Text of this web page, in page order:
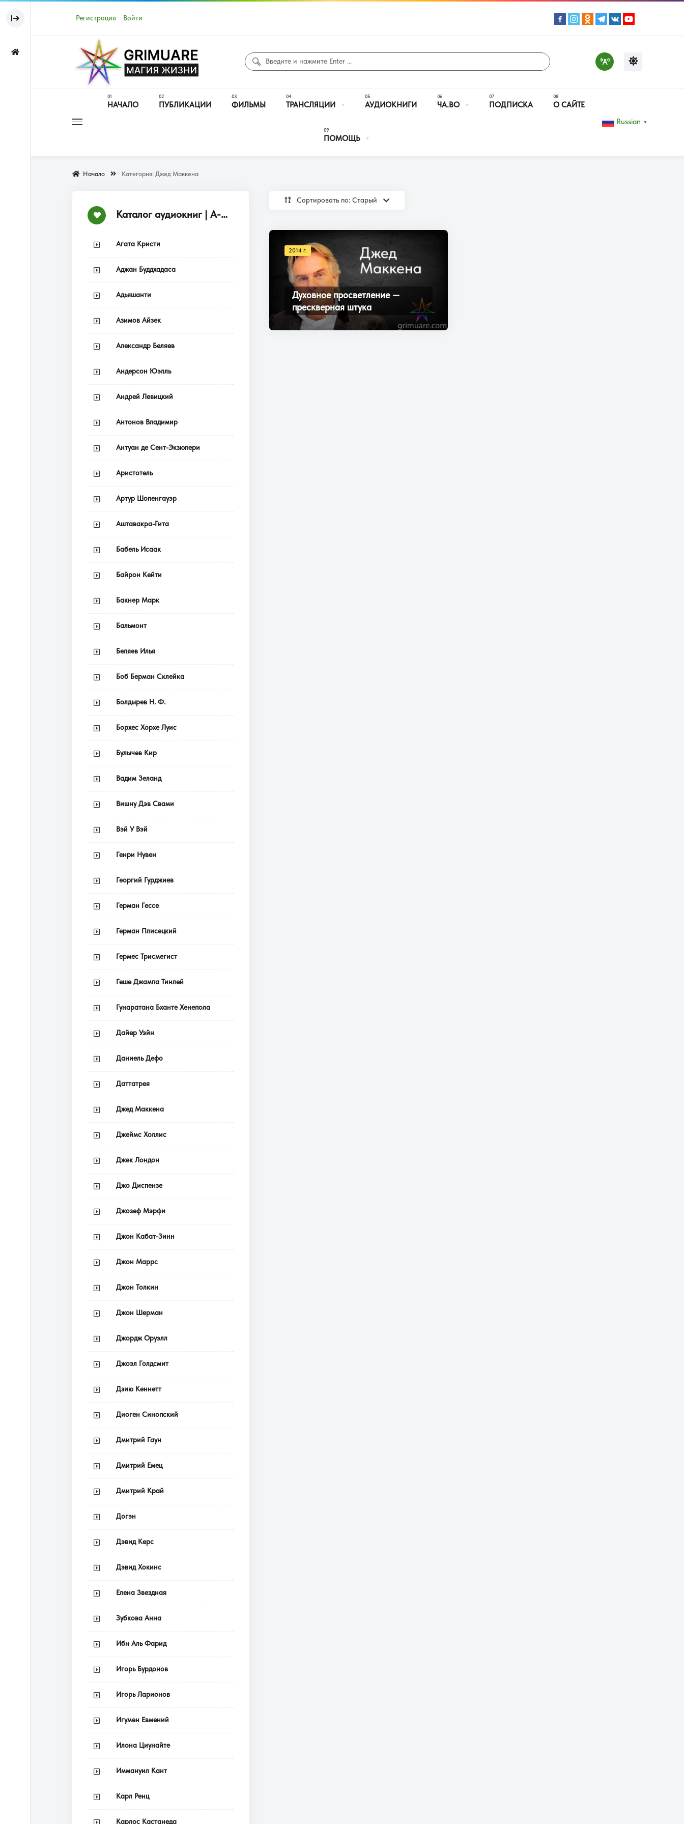
Регистрация Войти
НАЧАЛО ПУБЛИКАЦИИ ФИЛЬМЫ ТРАНСЛЯЦИИ АУДИОКНИГИ ЧА.ВО ПОДПИСКА О САЙТЕ
ПОМОЩЬ
Russian ▼
Начало Категория: Джед Маккена
Сортировать по: Cтарый
2014 г.
Духовное просветление —
прескверная штука
Каталог аудиокниг | А-Я
Агата Кристи
Аджан Буддхадаса
Адьяшанти
Азимов Айзек
Александр Беляев
Андерсон Юэлль
Андрей Левицкий
Антонов Владимир
Антуан де Сент-Экзюпери
Аристотель
Артур Шопенгауэр
Аштавакра-Гита
Бабель Исаак
Байрон Кейти
Бакнер Марк
Бальмонт
Беляев Илья
Боб Берман Склейка
Болдырев Н. Ф.
Борхес Хорхе Луис
Булычев Кир
Вадим Зеланд
Вишну Дэв Свами
Вэй У Вэй
Генри Нувен
Георгий Гурджиев
Герман Гессе
Герман Плисецкий
Гермес Трисмегист
Геше Джампа Тинлей
Гунаратана Бханте Хенепола
Дайер Уэйн
Даниель Дефо
Даттатрея
Джед Маккена
Джеймс Холлис
Джек Лондон
Джо Диспензе
Джозеф Мэрфи
Джон Кабат-Зинн
Джон Маррс
Джон Толкин
Джон Шерман
Джордж Оруэлл
Джоэл Голдсмит
Дзию Кеннетт
Диоген Синопский
Дмитрий Гаун
Дмитрий Емец
Дмитрий Край
Догэн
Дэвид Керс
Дэвид Хокинс
Елена Звездная
Зубкова Анна
Ибн Аль Фарид
Игорь Бурдонов
Игорь Ларионов
Игумен Евмений
Илона Циунайте
Иммануил Кант
Карл Ренц
Карлос Кастанеда